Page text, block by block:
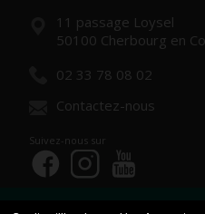
11 passage Loysel
50100 Cherbourg en
02 33 78 08 02
Contactez-nous
Suivez-nous sur